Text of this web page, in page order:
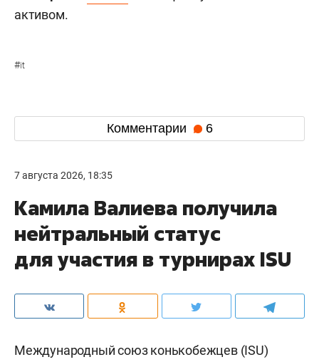
активом.
#it
Комментарии 6
7 августа 2026, 18:35
Камила Валиева получила
нейтральный статус
для участия в турнирах ISU
Международный союз конькобежцев (ISU)